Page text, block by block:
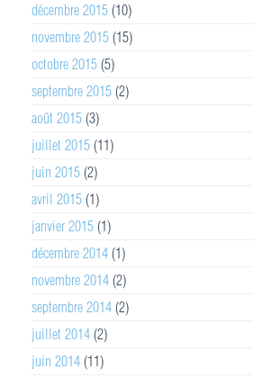
décembre 2015 (10)
novembre 2015 (15)
octobre 2015 (5)
septembre 2015 (2)
août 2015 (3)
juillet 2015 (11)
juin 2015 (2)
avril 2015 (1)
janvier 2015 (1)
décembre 2014 (1)
novembre 2014 (2)
septembre 2014 (2)
juillet 2014 (2)
juin 2014 (11)